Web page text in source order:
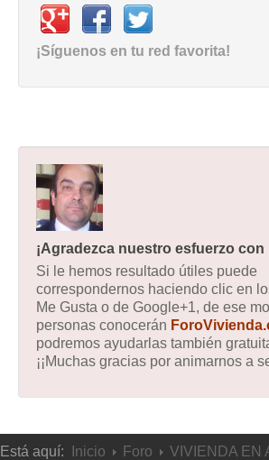
¡Síguenos en tu red favorita!
¡Agradezca nuestro esfuerzo
Si le hemos resultado útiles puede
correspondernos haciendo clic en
Me Gusta o de Google+1, de ese
personas conocerán
podremos ayudarlas también
¡¡Muchas gracias por animarnos a
Está aquí: Inicio Foro
VIVIENDA EN